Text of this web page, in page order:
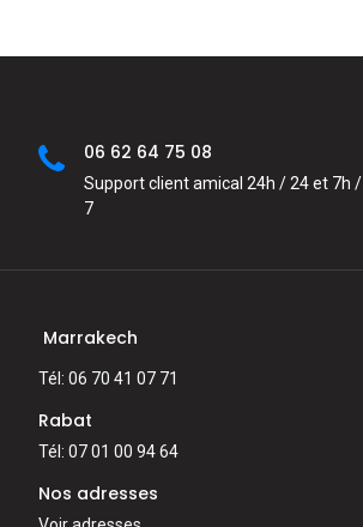
06 62 64 75 08
Support client amical 24h / 24 et 7h /
7
Marrakech
Tél: 06 70 41 07 71
Rabat
Tél: 07 01 00 94 64
Nos adresses